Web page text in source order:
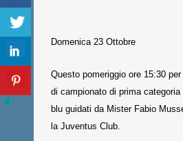
Domenica 23 Ottobre
Questo pomeriggio ore 15:30
di campionato di prima
blu guidati da Mister Fabio
la Juventus Club.